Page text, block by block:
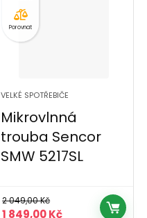
Porovnat
VELKÉ SPOTŘEBIČE
Mikrovlnná
trouba Sencor
SMW 5217SL
2 049,00Kč
Původní
1 849,00KčAktuální